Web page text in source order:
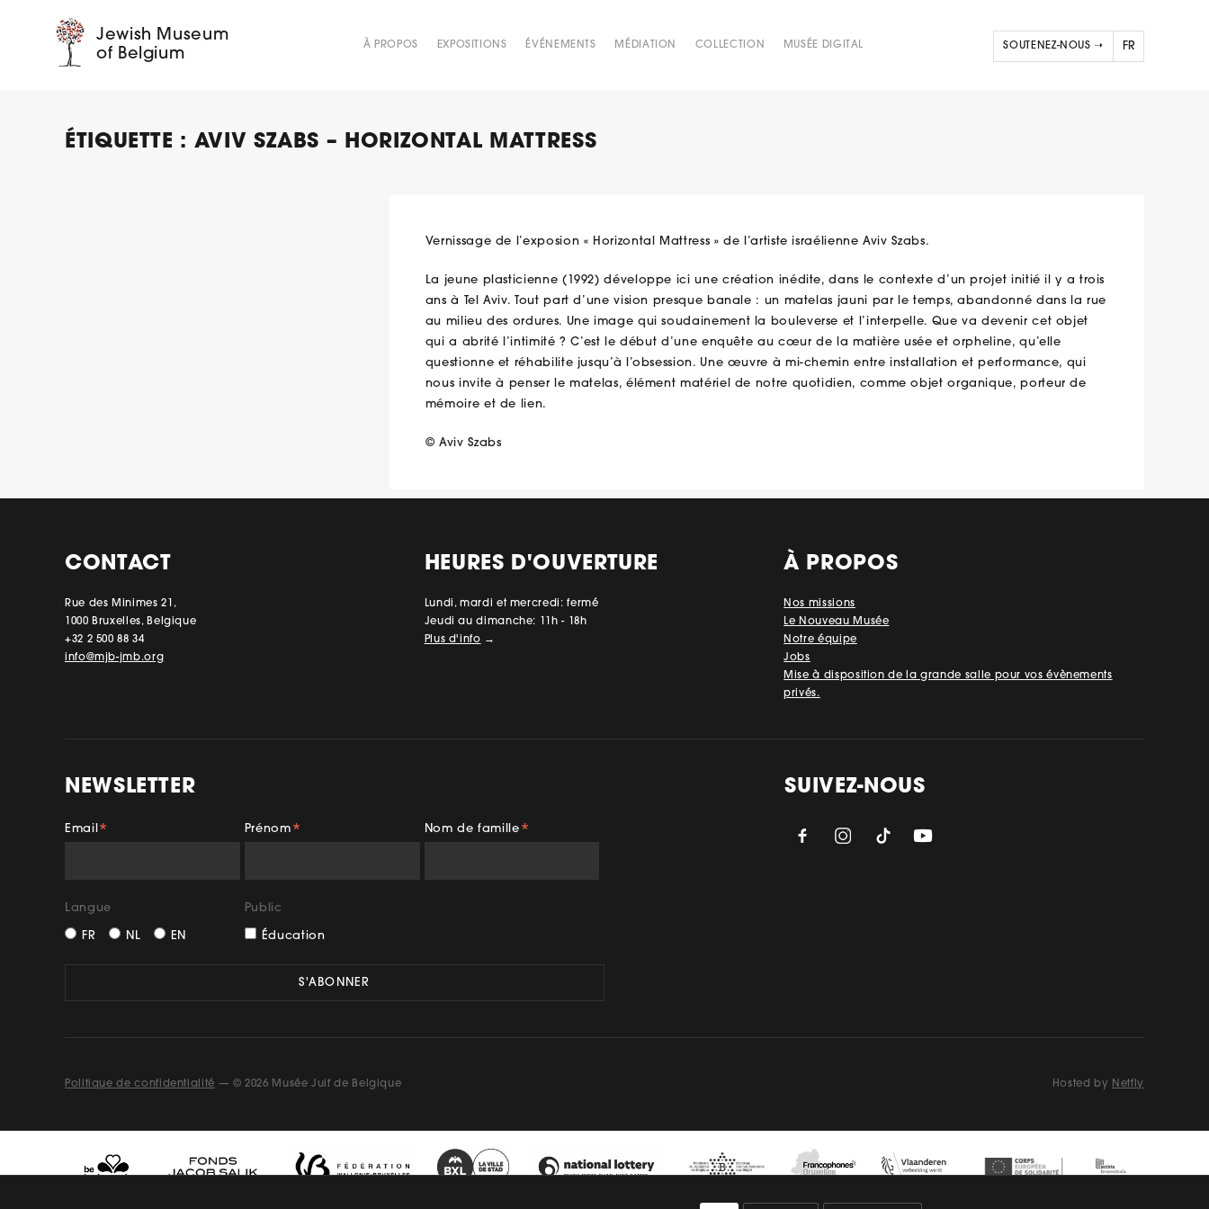
Jewish Museum
of Belgium
À PROPOS EXPOSITIONS ÉVÉNEMENTS MÉDIATION COLLECTION MUSÉE DIGITAL SOUTENEZ-NOUS ➝ FR
ÉTIQUETTE : AVIV SZABS – HORIZONTAL MATTRESS
Vernissage de l’exposion « Horizontal Mattress » de l’artiste israélienne Aviv Szabs.
La jeune plasticienne (1992) développe ici une création inédite, dans le contexte d’un projet initié il y a trois
ans à Tel Aviv. Tout part d’une vision presque banale : un matelas jauni par le temps, abandonné dans la rue
au milieu des ordures. Une image qui soudainement la bouleverse et l’interpelle. Que va devenir cet objet
qui a abrité l’intimité ? C’est le début d’une enquête au cœur de la matière usée et orpheline, qu’elle
questionne et réhabilite jusqu’à l’obsession. Une œuvre à mi-chemin entre installation et performance, qui
nous invite à penser le matelas, élément matériel de notre quotidien, comme objet organique, porteur de
mémoire et de lien.
© Aviv Szabs
CONTACT
Rue des Minimes 21,
1000 Bruxelles, Belgique
+32 2 500 88 34
info@mjb-jmb.org
HEURES D'OUVERTURE
Lundi, mardi et mercredi: fermé
Jeudi au dimanche: 11h - 18h
Plus d'info →
À PROPOS
Nos missions
Le Nouveau Musée
Notre équipe
Jobs
Mise à disposition de la grande salle pour vos évènements
privés.
NEWSLETTER
Email * Prénom * Nom de famille *
Langue
FR NL EN
Public
Éducation
SUIVEZ-NOUS
Politique de confidentialité — © 2026 Musée Juif de Belgique Hosted by Netfly